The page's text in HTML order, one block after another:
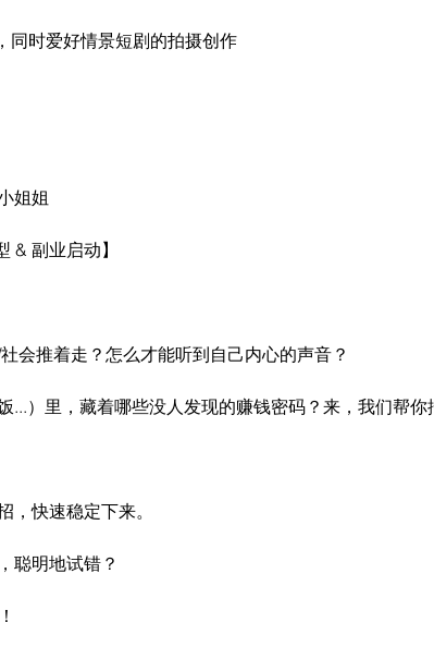
时爱好情景短剧的拍摄创作
姐姐
& 副业启动】
会推着走？怎么才能听到自己内心的声音？
）里，藏着哪些没人发现的赚钱密码？来，我们帮你
快速稳定下来。
聪明地试错？